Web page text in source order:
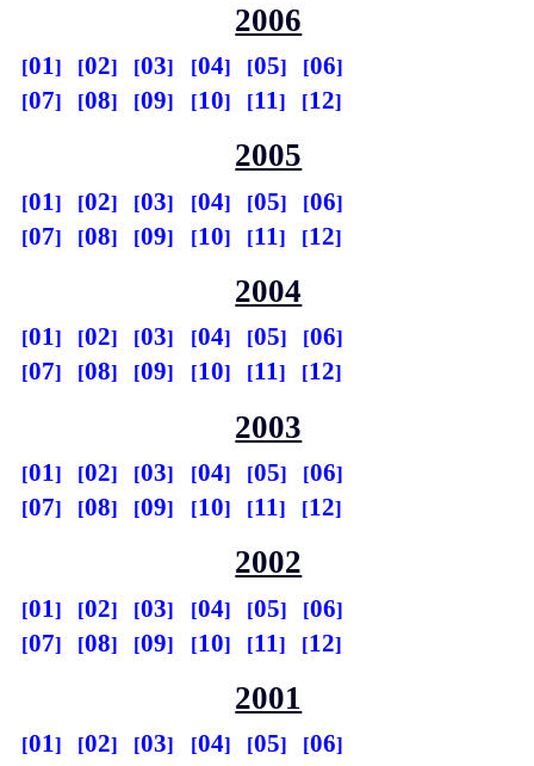
2006
01 02 03 04 05
06
07
08 09 10 11 12
2005
01 02 03 04 05
06
07
08 09 10 11 12
2004
01 02 03 04 05
06
07
08 09 10 11 12
2003
01 02 03 04 05
06
07
08 09 10 11 12
2002
01 02 03 04 05
06
07
08 09 10 11 12
2001
01 02 03 04 05
06